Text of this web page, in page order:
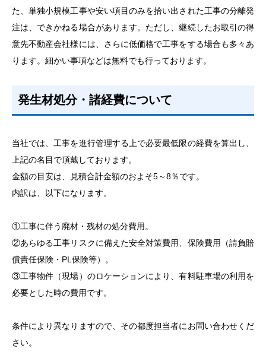
た、単独小規模工事や安い項目のみを拾い出された工事の分離発
注は、できかねる場合があります。ただし、継続したお取引の得
意先不動産会社様には、さらに低価格で工事をする場合も多々あ
ります。細かい事項などは無料でも行っております。
発生材処分・諸経費について
当社では、工事を進行管理する上で必要最低限の経費を算出し、
上記の名目で頂戴しております。
金額の目安は、見積合計金額のおよそ5～8％です。
内訳は、以下になります。
①工事に伴う廃材・残材の処分費用。
②あらゆる工事リスクに備えた安全対策費用、保険費用（請負賠
償責任保険・PL保険等）。
③工事物件（現場）のロケーションにより、有料駐車場の利用を
必要とした時の費用です。
条件により異なりますので、その都度担当者にお問い合わせくだ
さい。